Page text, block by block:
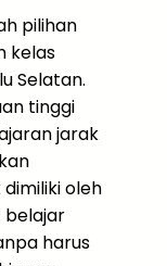
pilihan
kelas
Selatan.
tinggi
jarak
oleh
belajar
harus